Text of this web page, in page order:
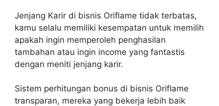
Jenjang Karir di bisnis Oriflame tidak terbatas,
kamu selalu memiliki kesempatan untuk memilih
apakah ingin memperoleh penghasilan
tambahan atau ingin income yang fantastis
dengan meniti jenjang karir.
Sistem perhitungan bonus di bisnis Oriflame
transparan, mereka yang bekerja lebih baik